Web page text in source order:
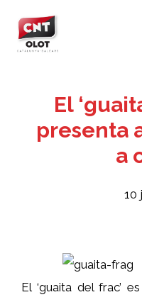
contingut
El
presenta
a
10
El ‘guaita del frac’